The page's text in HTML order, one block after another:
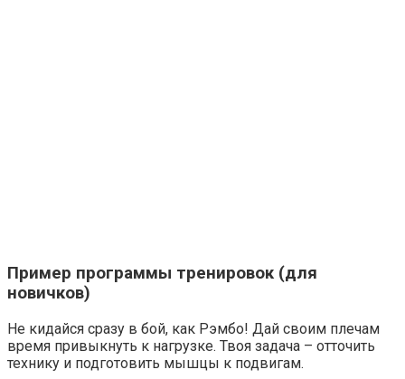
Пример программы тренировок (для
новичков)
Не кидайся сразу в бой, как Рэмбо! Дай своим плечам
время привыкнуть к нагрузке. Твоя задача – отточить
технику и подготовить мышцы к подвигам.
Взломали Telegram Собчак - вот что нашлось в
"Потеряли стыд в погоне за "Диором": Поплавская